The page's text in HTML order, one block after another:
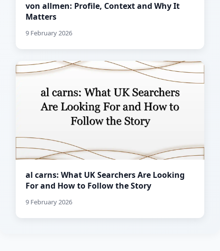
von allmen: Profile, Context and Why It
Matters
9 February 2026
al carns: What UK Searchers Are Looking
For and How to Follow the Story
9 February 2026